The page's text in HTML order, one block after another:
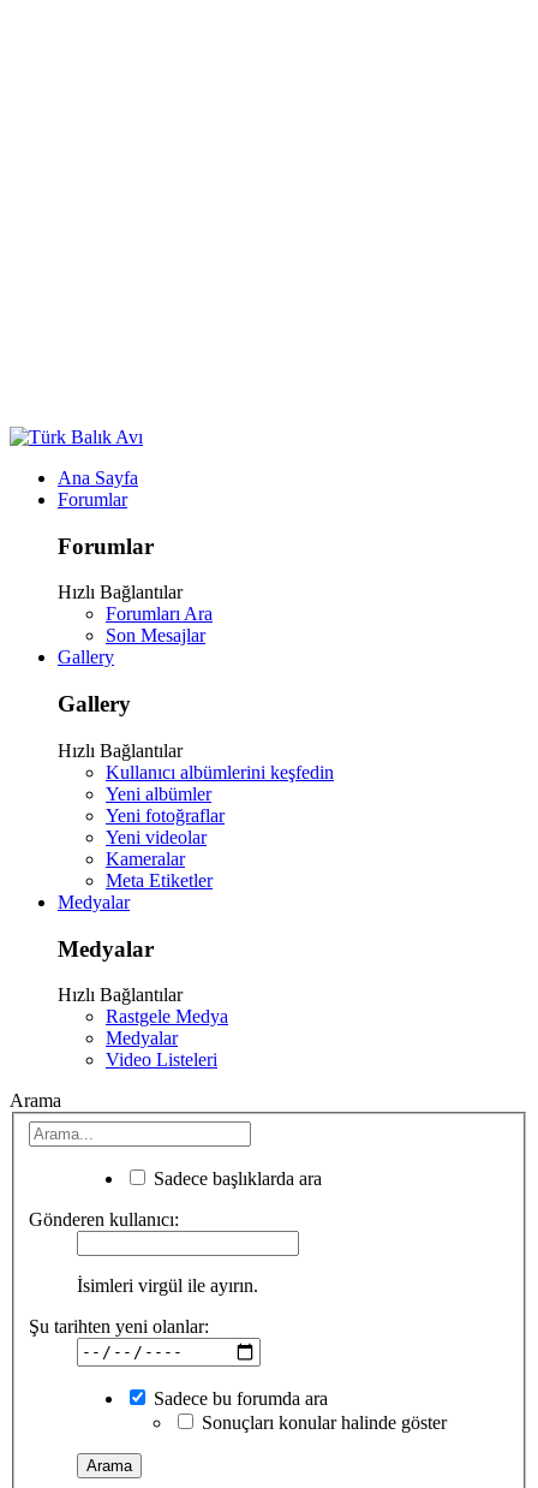
Ana Sayfa
Forumlar
Forumlar
Hızlı Bağlantılar
Forumları Ara
Son Mesajlar
Gallery
Gallery
Hızlı Bağlantılar
Kullanıcı albümlerini keşfedin
Yeni albümler
Yeni fotoğraflar
Yeni videolar
Kameralar
Meta Etiketler
Medyalar
Medyalar
Hızlı Bağlantılar
Rastgele Medya
Medyalar
Video Listeleri
Arama
Sadece başlıklarda ara
Gönderen kullanıcı:
İsimleri virgül ile ayırın.
Şu tarihten yeni olanlar:
Sadece bu forumda ara
Sonuçları konular halinde göster